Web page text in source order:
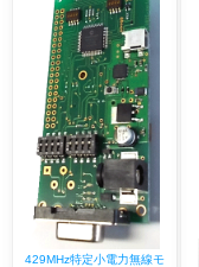
429MHz特定小電力無線モ